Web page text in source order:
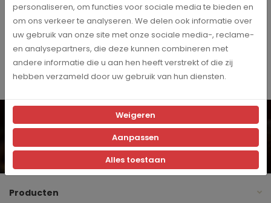
Wil je op de hoogte blijven? Schrijf je dan in voor onze
digitale nieuwsbrief!
Ja, ik schrijf me in voor de maandelijkse marketingpromoties
Producten
personaliseren, om functies voor sociale media te bieden en
om ons verkeer te analyseren. We delen ook informatie over
uw gebruik van onze site met onze sociale media-, reclame-
en analysepartners, die deze kunnen combineren met
andere informatie die u aan hen heeft verstrekt of die zij
hebben verzameld door uw gebruik van hun diensten.
Weigeren
Aanpassen
Alles toestaan